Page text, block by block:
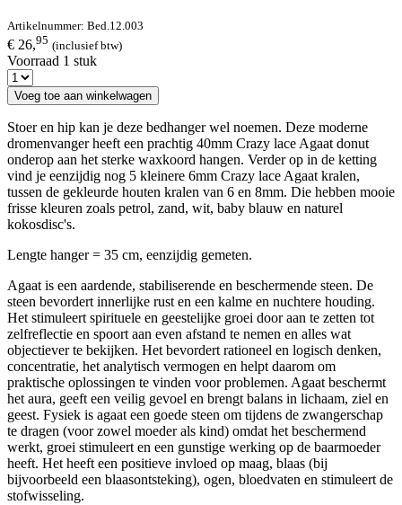
Artikelnummer: Bed.12.003
€ 26,95 (inclusief btw)
Voorraad 1 stuk
Voeg toe aan winkelwagen
Stoer en hip kan je deze bedhanger wel noemen. Deze moderne
dromenvanger heeft een prachtig 40mm Crazy lace Agaat donut
onderop aan het sterke waxkoord hangen. Verder op in de ketting
vind je eenzijdig nog 5 kleinere 6mm Crazy lace Agaat kralen,
tussen de gekleurde houten kralen van 6 en 8mm. Die hebben mooie
frisse kleuren zoals petrol, zand, wit, baby blauw en naturel
kokosdisc's.
Lengte hanger = 35 cm, eenzijdig gemeten.
Agaat is een aardende, stabiliserende en beschermende steen. De
steen bevordert innerlijke rust en een kalme en nuchtere houding.
Het stimuleert spirituele en geestelijke groei door aan te zetten tot
zelfreflectie en spoort aan even afstand te nemen en alles wat
objectiever te bekijken. Het bevordert rationeel en logisch denken,
concentratie, het analytisch vermogen en helpt daarom om
praktische oplossingen te vinden voor problemen. Agaat beschermt
het aura, geeft een veilig gevoel en brengt balans in lichaam, ziel en
geest. Fysiek is agaat een goede steen om tijdens de zwangerschap
te dragen (voor zowel moeder als kind) omdat het beschermend
werkt, groei stimuleert en een gunstige werking op de baarmoeder
heeft. Het heeft een positieve invloed op maag, blaas (bij
bijvoorbeeld een blaasontsteking), ogen, bloedvaten en stimuleert de
stofwisseling.